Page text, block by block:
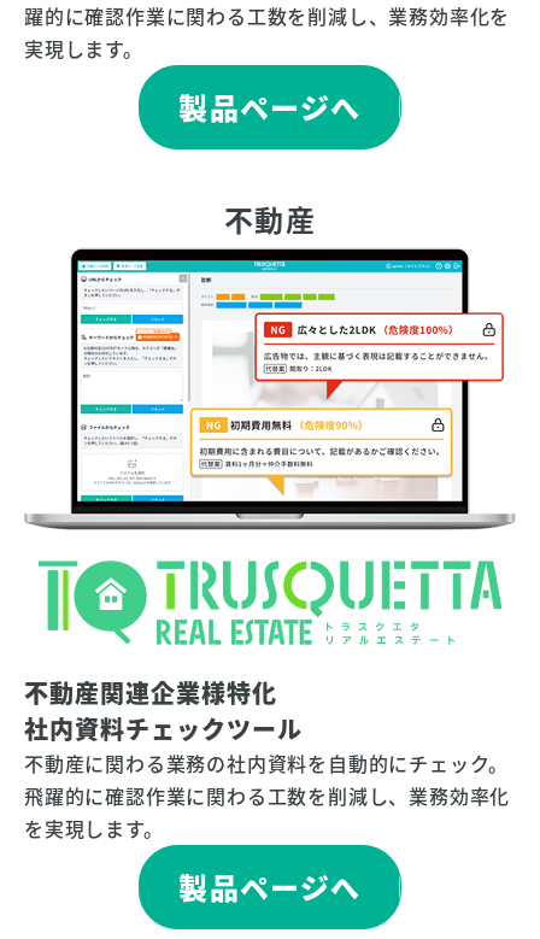
躍的に確認作業に関わる工数を削減し、業務効率化を
実現します。
製品ページへ
不動産
不動産関連企業様特化
社内資料チェックツール
不動産に関わる業務の社内資料を自動的にチェック。
飛躍的に確認作業に関わる工数を削減し、業務効率化
を実現します。
製品ページへ